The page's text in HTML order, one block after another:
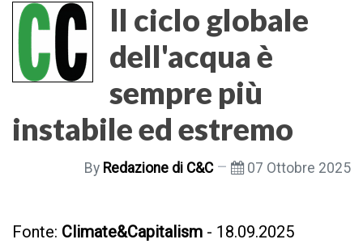
Il ciclo globale
dell'acqua è
sempre più
instabile ed estremo
By Redazione di C&C 07 Ottobre 2025
Fonte: Climate&Capitalism - 18.09.2025